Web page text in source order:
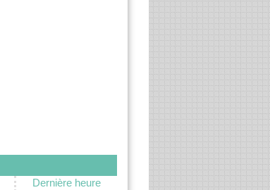
Dernière heure